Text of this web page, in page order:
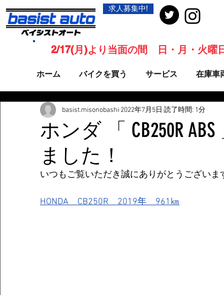
求人募集中!
ホーム バイクを買う サービス 在庫車
2/17(月)より当面の間 日・月・火曜
ホンダ 「 CB250R
ました！
basist.misonobashi 2022年7月5日 読了時間: 1分
いつもご覧いただき誠にありがとうございま
HONDA　CB250R　2019年　961㎞